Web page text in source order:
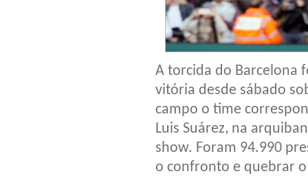
A torcida do Barcelona
vitória desde sábado
campo o time
Luis Suárez, na
show. Foram 94.990
o confronto e quebrar